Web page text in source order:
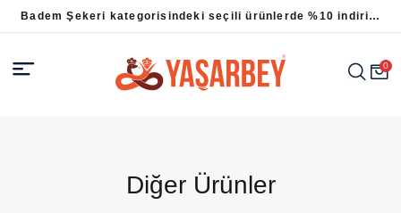
Badem Şekeri kategorisindeki seçili ürünlerde %10 indirim
0
Diğer Ürünler